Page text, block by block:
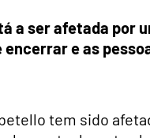
a ser afetada por
e as
tem sido